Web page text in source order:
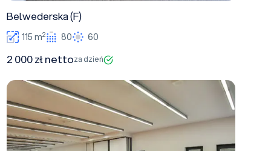
Belwederska (F)
115 m2 80 60
2 000 zł nettoza dzień
Marszałkowska (I)